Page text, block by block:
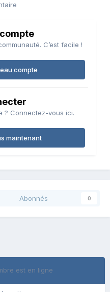
C’est facile !
compte
? Connectez-vous ici.
maintenant
Abonnés 0
est en ligne